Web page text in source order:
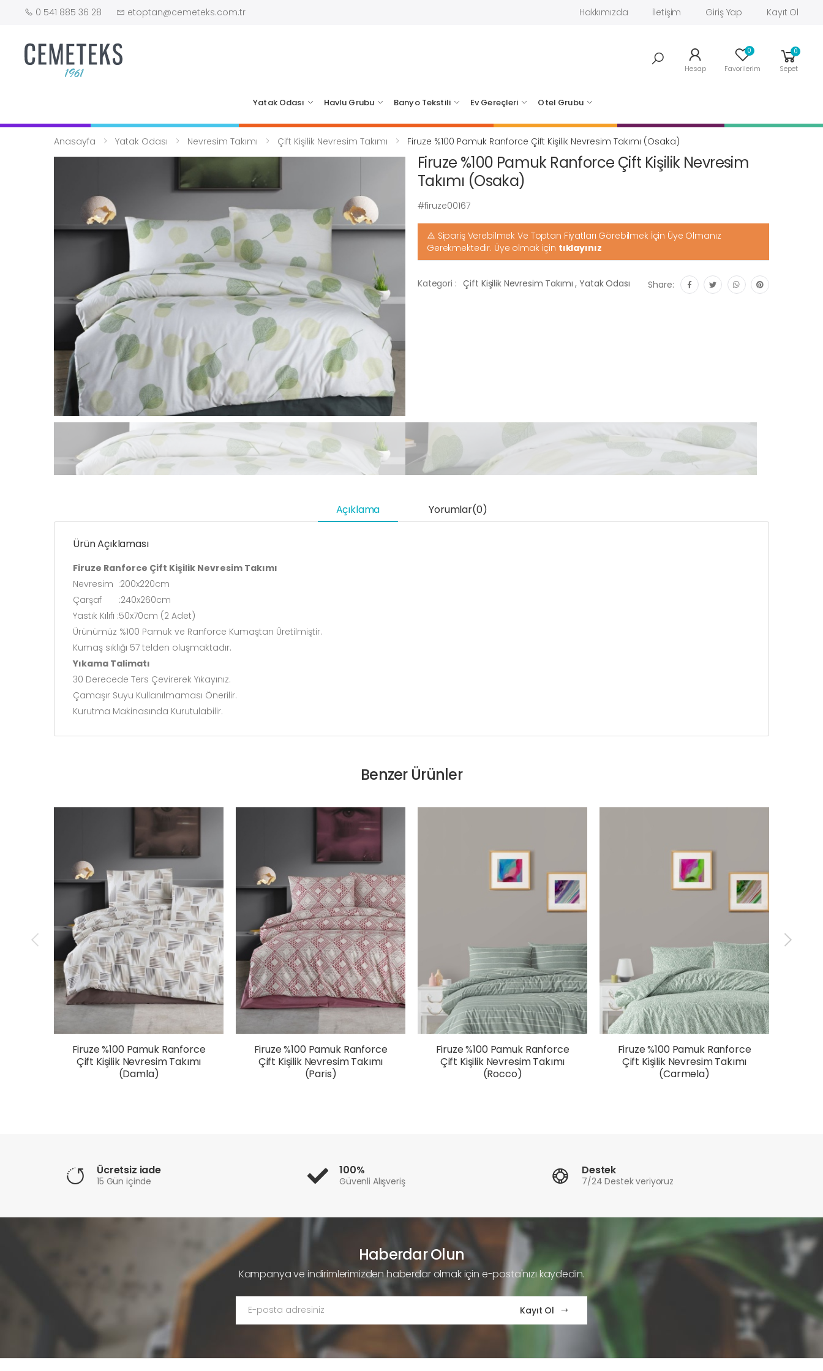
0 541 885 36 28 etoptan@cemeteks.com.tr Hakkımızda İletişim Giriş Yap Kayıt Ol
Yatak Odası Havlu Grubu Banyo Tekstili Ev Gereçleri Otel Grubu
Hesap
0
Favorilerim
0
Sepet
Anasayfa Yatak Odası Nevresim Takımı Çift Kişilik Nevresim Takımı Firuze %100 Pamuk Ranforce Çift Kişilik Nevresim Takımı (Osaka)
Firuze %100 Pamuk Ranforce Çift Kişilik Nevresim
Takımı (Osaka)
#firuze00167
Sipariş Verebilmek Ve Toptan Fiyatları Görebilmek İçin Üye Olmanız
Gerekmektedir. Üye olmak için tıklayınız
Kategori : Çift Kişilik Nevresim Takımı ,Yatak Odası Share:
Açıklama Yorumlar(0)
Ürün Açıklaması
Firuze Ranforce Çift Kişilik Nevresim Takımı
Nevresim :200x220cm
Çarşaf :240x260cm
Yastık Kılıfı :50x70cm (2 Adet)
Ürünümüz %100 Pamuk ve Ranforce Kumaştan Üretilmiştir.
Kumaş sıklığı 57 telden oluşmaktadır.
Yıkama Talimatı
30 Derecede Ters Çevirerek Yıkayınız.
Çamaşır Suyu Kullanılmaması Önerilir.
Kurutma Makinasında Kurutulabilir.
Benzer Ürünler
Firuze %100 Pamuk Ranforce
Çift Kişilik Nevresim Takımı
(Damla)
Firuze %100 Pamuk Ranforce
Çift Kişilik Nevresim Takımı
(Paris)
Firuze %100 Pamuk Ranforce
Çift Kişilik Nevresim Takımı
(Rocco)
Firuze %100 Pamuk Ranforce
Çift Kişilik Nevresim Takımı
(Carmela)
Ücretsiz iade
15 Gün içinde
100%
Güvenli Alışveriş
Destek
7/24 Destek veriyoruz
Haberdar Olun
Kampanya ve indirimlerimizden haberdar olmak için e-posta'nızı kaydedin.
Kayıt Ol